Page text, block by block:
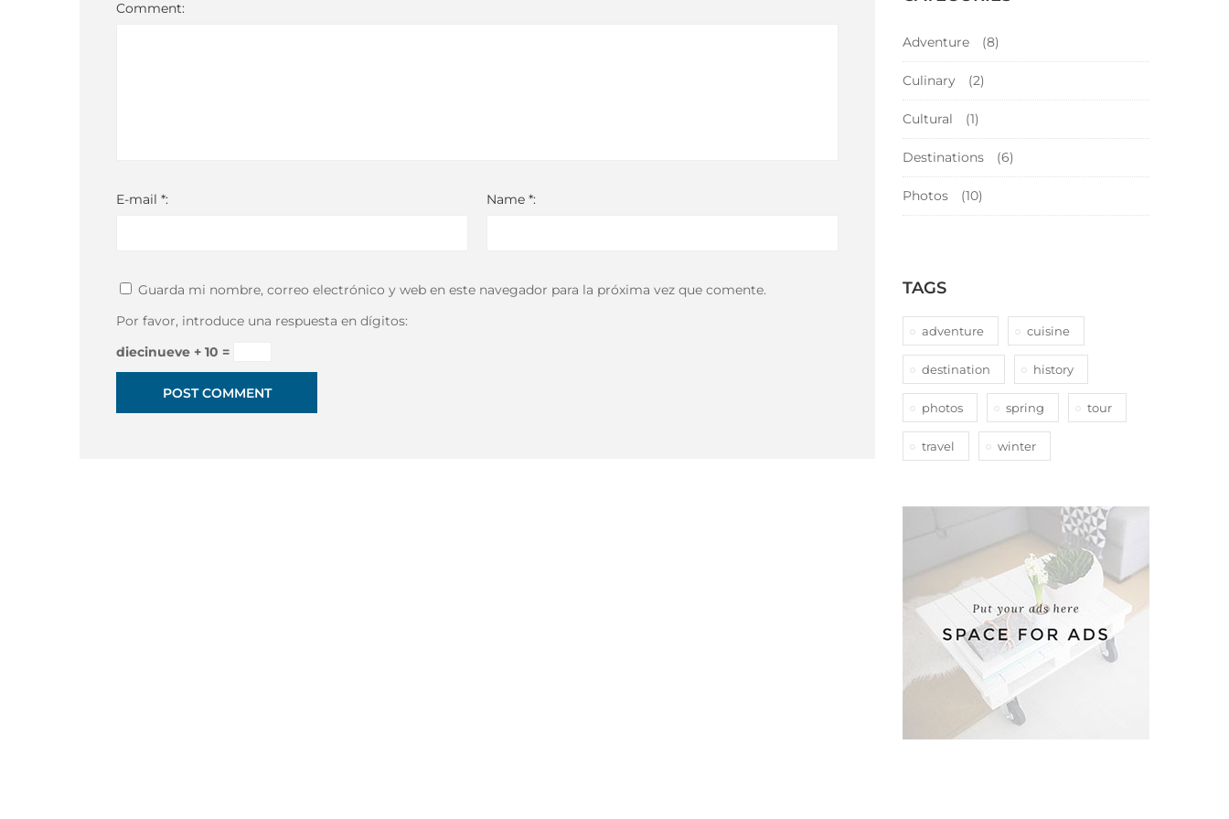
sea
04T04:27:58-
Comment:
E-mail *: Name *:
Guarda mi nombre, correo electrónico y web en este navegador para la próxima vez que comente.
Por favor, introduce una respuesta en dígitos:
diecinueve + 10 =
Adventure (8)
Culinary (2)
Cultural (1)
Destinations (6)
Photos (10)
TAGS
adventure cuisine
destination history
photos spring tour
travel winter